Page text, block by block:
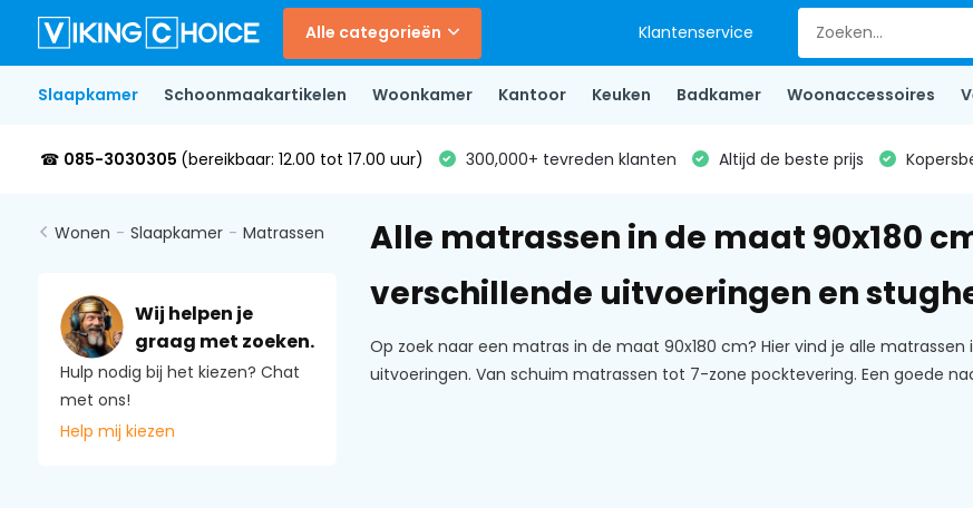
Alle categorieën Klantenservice
Slaapkamer Schoonmaakartikelen Woonkamer Kantoor Keuken Badkamer Woonaccessoires
☎ 085-3030305 (bereikbaar: 12.00 tot 17.00 uur) 300,000+ tevreden klanten Altijd de beste prijs
Wonen - Slaapkamer - Matrassen
Wij helpen je
graag met zoeken.
Hulp nodig bij het kiezen? Chat
met ons!
Help mij kiezen
Alle matrassen in de maat 90x180
verschillende uitvoeringen en
Op zoek naar een matras in de maat 90x180 cm? Hier vind je alle
uitvoeringen. Van schuim matrassen tot 7-zone pocktevering. Een goede